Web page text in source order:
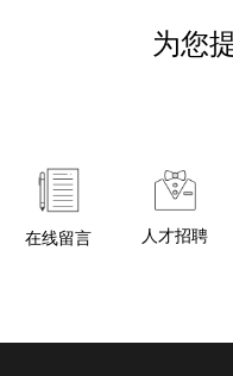
为您
在线留言 人才招聘